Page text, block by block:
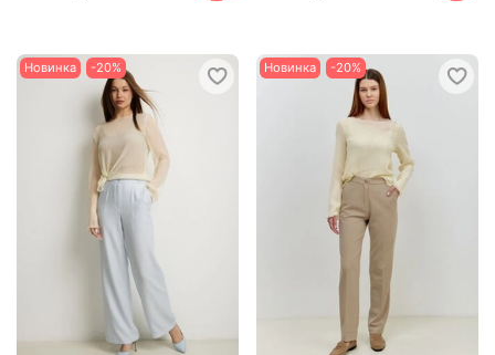
Новинка -20% Новинка -20%